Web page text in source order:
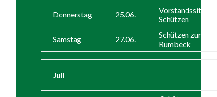
Donnerstag 25.06.
Vorstandssitzung
Schützen
Samstag 27.06.
Schützen zum SF
Rumbeck
Juli